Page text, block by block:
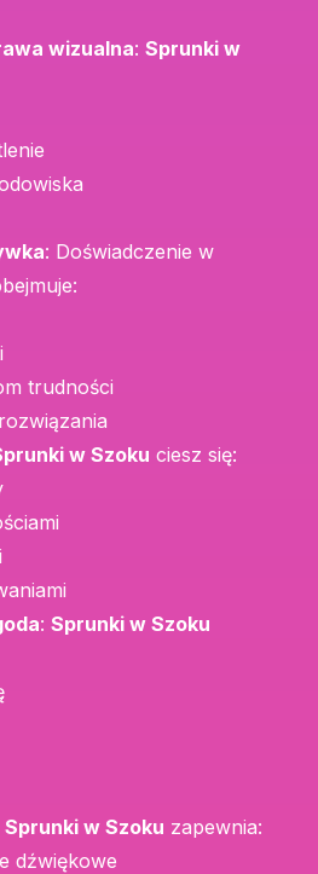
wizualna: Sprunki w
: Doświadczenie w
trudności
w Szoku ciesz się:
: Sprunki w Szoku
Sprunki w Szoku zapewnia:
dźwiękowe